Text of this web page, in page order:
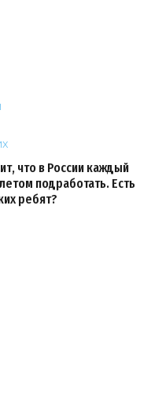
что в России каждый
подработать. Есть
ребят?